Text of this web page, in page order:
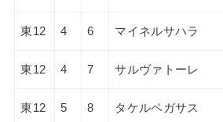
東12 4 6 マイネルサハラ
東12 4 7 サルヴァトーレ
東12 5 8 タケルペガサス